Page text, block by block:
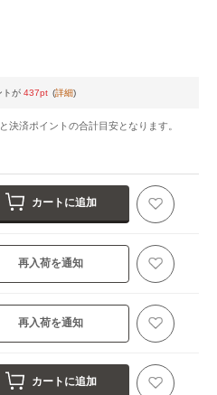
トが 437pt (詳細)
済ポイントの合計目安となります。
カートに追加
再入荷を通知
再入荷を通知
カートに追加